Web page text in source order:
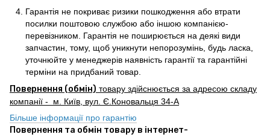
Гарантія не покриває ризики пошкодження або втрати
посилки поштовою службою або іншою компанією-
перевізником. Гарантія не поширюється на деякі види
запчастин, тому, щоб уникнути непорозумінь, будь ласка,
уточнюйте у менеджерів наявність гарантії та гарантійні
терміни на придбаний товар.
Повернення (обмін) товару здійснюється за адресою складу
компанії - м. Київ, вул. Є.Коновальця 34-А
Більше інформації про гарантію
Повернення та обмін товару в інтернет-